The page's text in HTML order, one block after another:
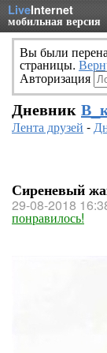
LiveInternet
мобильная версия
Вы были
страницы.
Авторизация
Дневник
Лента друзей -
Сиреневый
29-08-2018
понравилось!